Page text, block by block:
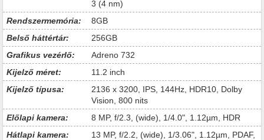
3 (4 nm)
Rendszermemória:
8GB
Belső háttértár:
256GB
Grafikus vezérlő:
Adreno 732
Kijelző méret:
11.2 inch
Kijelző típusa:
2136 x 3200, IPS, 144Hz, HDR10, Dolby
Vision, 800 nits
Előlapi kamera:
8 MP, f/2.3, (wide), 1/4.0", 1.12µm, HDR
Hátlapi kamera:
13 MP, f/2.2, (wide), 1/3.06", 1.12µm, PDAF,